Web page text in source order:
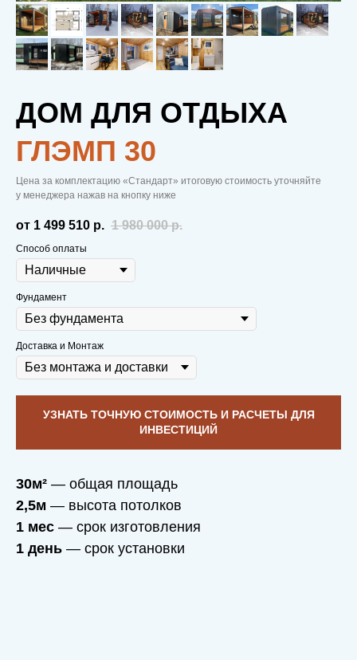
ДОМ ДЛЯ ОТДЫХА
ГЛЭМП 30
Цена за комплектацию «Стандарт» итоговую стоимость уточняйте
у менеджера нажав на кнопку ниже
от 1 499 510 р. 1 980 000 р.
Способ оплаты
Фундамент
Доставка и Монтаж
УЗНАТЬ ТОЧНУЮ СТОИМОСТЬ И РАСЧЕТЫ ДЛЯ
ИНВЕСТИЦИЙ
30м² — общая площадь
2,5м — высота потолков
1 мес — срок изготовления
1 день — срок установки